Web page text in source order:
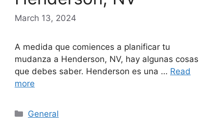
March 13, 2024
A medida que comiences a planificar tu
mudanza a Henderson, NV, hay algunas cosas
que debes saber. Henderson es una … Read
more
Categories
General